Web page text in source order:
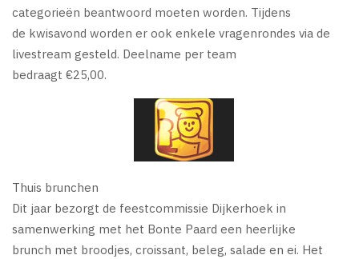
categorieën beantwoord moeten worden. Tijdens
de kwisavond worden er ook enkele vragenrondes via de
livestream gesteld. Deelname per team
bedraagt €25,00.
Thuis brunchen
Dit jaar bezorgt de feestcommissie Dijkerhoek in
samenwerking met het Bonte Paard een heerlijke
brunch met broodjes, croissant, beleg, salade en ei. Het